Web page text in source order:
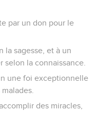
par un don pour le
la sagesse, et à un
selon la connaissance.
une foi exceptionnelle
des miracles,